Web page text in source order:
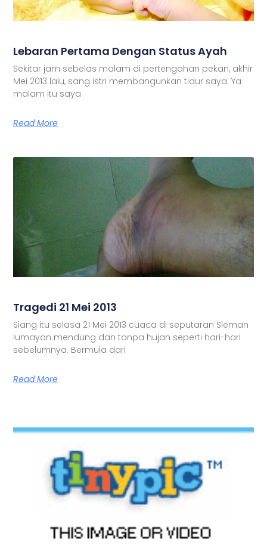
Lebaran Pertama Dengan Status Ayah
Sekitar jam sebelas malam di pertengahan pekan, akhir
Mei 2013 lalu, sang istri membangunkan tidur saya. Ya
malam itu saya
Read More
Tragedi 21 Mei 2013
Siang itu selasa 21 Mei 2013 cuaca di seputaran Sleman
lumayan mendung dan tanpa hujan seperti hari-hari
sebelumnya. Bermula dari
Read More